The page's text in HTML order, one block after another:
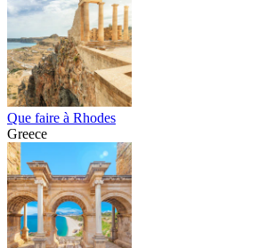
Que faire à Rhodes
Greece